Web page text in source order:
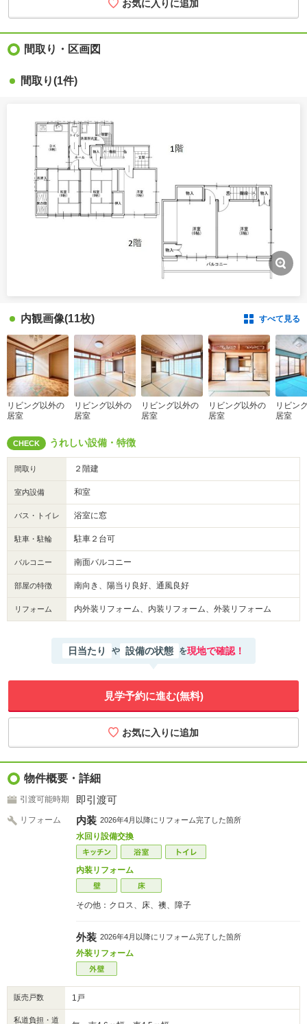
間取り・区画図
間取り(1件)
内観画像(11枚) すべて見る
リビング以外の
居室
リビング以外の
居室
リビング以外の
居室
リビング以外の
居室
リビン
居室
CHECK うれしい設備・特徴
間取り ２階建
室内設備 和室
バス・トイレ 浴室に窓
駐車・駐輪 駐車２台可
バルコニー 南面バルコニー
部屋の特徴 南向き、陽当り良好、通風良好
リフォーム 内外装リフォーム、内装リフォーム、外装リフォーム
日当たり や 設備の状態 を現地で確認！
見学予約に進む(無料)
物件概要・詳細
引渡可能時期 即引渡可
リフォーム 内装 2026年4月以降にリフォーム完了した箇所
水回り設備交換
内装リフォーム
その他：クロス、床、襖、障子
外装 2026年4月以降にリフォーム完了した箇所
外装リフォーム
販売戸数 1戸
私道負担・道